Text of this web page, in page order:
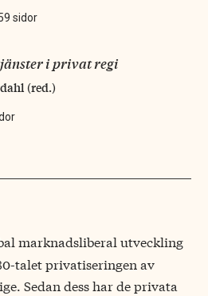
sidor
i privat regi
(red.)
marknadsliberal utveckling
talet privatiseringen av
Sedan dess har de privata